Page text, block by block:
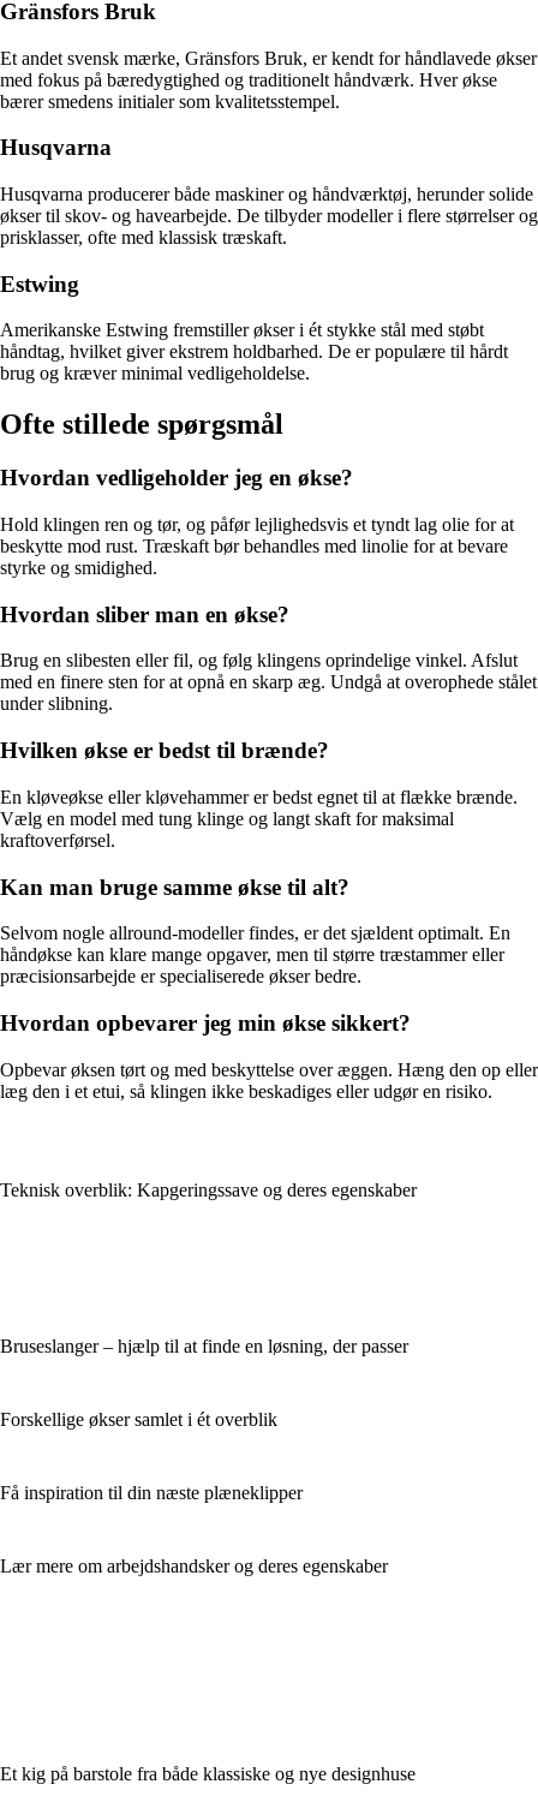
Gränsfors Bruk
Et andet svensk mærke, Gränsfors Bruk, er kendt for håndlavede økser
med fokus på bæredygtighed og traditionelt håndværk. Hver økse
bærer smedens initialer som kvalitetsstempel.
Husqvarna
Husqvarna producerer både maskiner og håndværktøj, herunder solide
økser til skov- og havearbejde. De tilbyder modeller i flere størrelser og
prisklasser, ofte med klassisk træskaft.
Estwing
Amerikanske Estwing fremstiller økser i ét stykke stål med støbt
håndtag, hvilket giver ekstrem holdbarhed. De er populære til hårdt
brug og kræver minimal vedligeholdelse.
Ofte stillede spørgsmål
Hvordan vedligeholder jeg en økse?
Hold klingen ren og tør, og påfør lejlighedsvis et tyndt lag olie for at
beskytte mod rust. Træskaft bør behandles med linolie for at bevare
styrke og smidighed.
Hvordan sliber man en økse?
Brug en slibesten eller fil, og følg klingens oprindelige vinkel. Afslut
med en finere sten for at opnå en skarp æg. Undgå at overophede stålet
under slibning.
Hvilken økse er bedst til brænde?
En kløveøkse eller kløvehammer er bedst egnet til at flække brænde.
Vælg en model med tung klinge og langt skaft for maksimal
kraftoverførsel.
Kan man bruge samme økse til alt?
Selvom nogle allround-modeller findes, er det sjældent optimalt. En
håndøkse kan klare mange opgaver, men til større træstammer eller
præcisionsarbejde er specialiserede økser bedre.
Hvordan opbevarer jeg min økse sikkert?
Opbevar øksen tørt og med beskyttelse over æggen. Hæng den op eller
læg den i et etui, så klingen ikke beskadiges eller udgør en risiko.
Teknisk overblik: Kapgeringssave og deres egenskaber
Bruseslanger – hjælp til at finde en løsning, der passer
Forskellige økser samlet i ét overblik
Få inspiration til din næste plæneklipper
Lær mere om arbejdshandsker og deres egenskaber
Et kig på barstole fra både klassiske og nye designhuse